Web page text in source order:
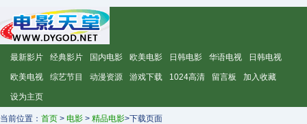
最新影片 经典影片 国内电影 欧美电影 日韩电影 华语电视 日韩电视
欧美电视 综艺节目 动漫资源 游戏下载 1024高清 留言板 加入收藏
设为主页
当前位置： 首页 > 电影 > 精品电影>下载页面